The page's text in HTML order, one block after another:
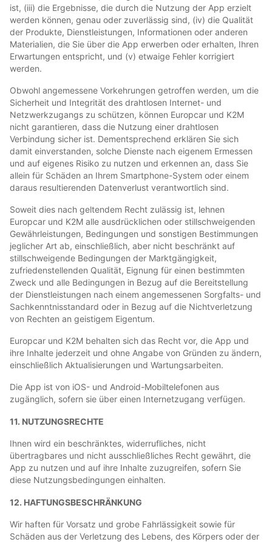
ist, (iii) die Ergebnisse, die durch die Nutzung der App erzielt
werden können, genau oder zuverlässig sind, (iv) die Qualität
der Produkte, Dienstleistungen, Informationen oder anderen
Materialien, die Sie über die App erwerben oder erhalten, Ihren
Erwartungen entspricht, und (v) etwaige Fehler korrigiert
werden.
Obwohl angemessene Vorkehrungen getroffen werden, um die
Sicherheit und Integrität des drahtlosen Internet- und
Netzwerkzugangs zu schützen, können Europcar und K2M
nicht garantieren, dass die Nutzung einer drahtlosen
Verbindung sicher ist. Dementsprechend erklären Sie sich
damit einverstanden, solche Dienste nach eigenem Ermessen
und auf eigenes Risiko zu nutzen und erkennen an, dass Sie
allein für Schäden an Ihrem Smartphone-System oder einem
daraus resultierenden Datenverlust verantwortlich sind.
Soweit dies nach geltendem Recht zulässig ist, lehnen
Europcar und K2M alle ausdrücklichen oder stillschweigenden
Gewährleistungen, Bedingungen und sonstigen Bestimmungen
jeglicher Art ab, einschließlich, aber nicht beschränkt auf
stillschweigende Bedingungen der Marktgängigkeit,
zufriedenstellenden Qualität, Eignung für einen bestimmten
Zweck und alle Bedingungen in Bezug auf die Bereitstellung
der Dienstleistungen nach einem angemessenen Sorgfalts- und
Sachkenntnisstandard oder in Bezug auf die Nichtverletzung
von Rechten an geistigem Eigentum.
Europcar und K2M behalten sich das Recht vor, die App und
ihre Inhalte jederzeit und ohne Angabe von Gründen zu ändern,
einschließlich Aktualisierungen und Wartungsarbeiten.
Die App ist von iOS- und Android-Mobiltelefonen aus
zugänglich, sofern sie über einen Internetzugang verfügen.
11. NUTZUNGSRECHTE
Ihnen wird ein beschränktes, widerrufliches, nicht
übertragbares und nicht ausschließliches Recht gewährt, die
App zu nutzen und auf ihre Inhalte zuzugreifen, sofern Sie
diese Nutzungsbedingungen einhalten.
12. HAFTUNGSBESCHRÄNKUNG
Wir haften für Vorsatz und grobe Fahrlässigkeit sowie für
Schäden aus der Verletzung des Lebens, des Körpers oder der